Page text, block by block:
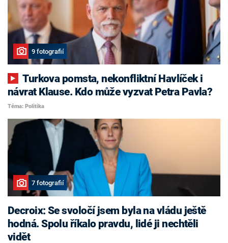
9 fotografií
Turkova pomsta, nekonfliktní Havlíček i
návrat Klause. Kdo může vyzvat Petra Pavla?
Téma: Politika
7 fotografií
Decroix: Se svoločí jsem byla na vládu ještě
hodná. Spolu říkalo pravdu, lidé ji nechtěli
vidět